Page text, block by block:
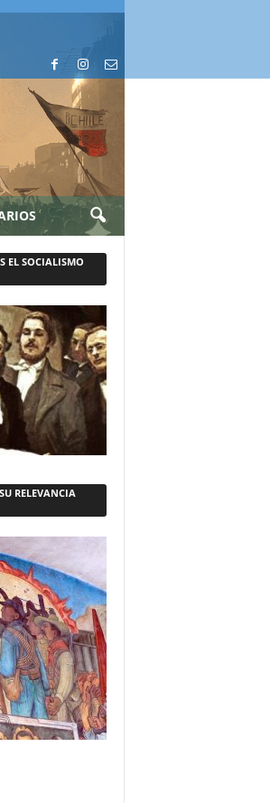
EL SOCIALISMO
RELEVANCIA